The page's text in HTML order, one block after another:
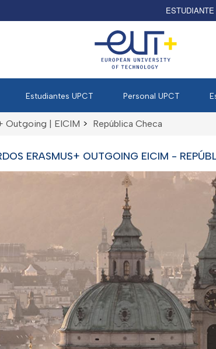
ESTUDIANTE
Estudiantes UPCT Personal UPCT
Outgoing | EICIM > República Checa
ERASMUS+ OUTGOING EICIM -